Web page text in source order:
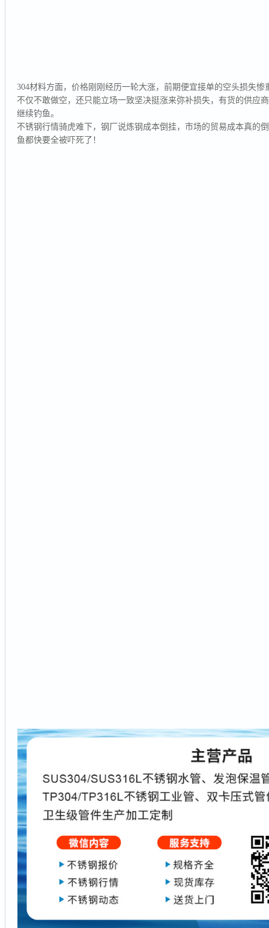
304材料方面，价格刚刚经历一轮大涨，前期便宜接单的空头损失
不仅不敢做空，还只能立场一致坚决挺涨来弥补损失，有货的供应
继续钓鱼。
不锈钢行情骑虎难下，钢厂说炼钢成本倒挂，市场的贸易成本真的
鱼都快要全被吓死了！